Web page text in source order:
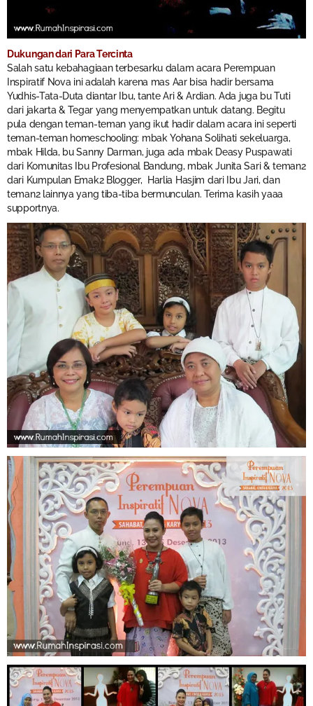
Dukungan dari Para Tercinta
Salah satu kebahagiaan terbesarku dalam acara Perempuan
Inspiratif Nova ini adalah karena mas Aar bisa hadir bersama
Yudhis-Tata-Duta diantar Ibu, tante Ari & Ardian. Ada juga bu Tuti
dari jakarta & Tegar yang menyempatkan untuk datang. Begitu
pula dengan teman-teman yang ikut hadir dalam acara ini seperti
teman-teman homeschooling: mbak Yohana Solihati sekeluarga,
mbak Hilda, bu Sanny Darman, juga ada mbak Deasy Puspawati
dari Komunitas Ibu Profesional Bandung, mbak Junita Sari & teman2
dari Kumpulan Emak2 Blogger, Harlia Hasjim dari Ibu Jari, dan
teman2 lainnya yang tiba-tiba bermunculan. Terima kasih yaaa
supportnya.